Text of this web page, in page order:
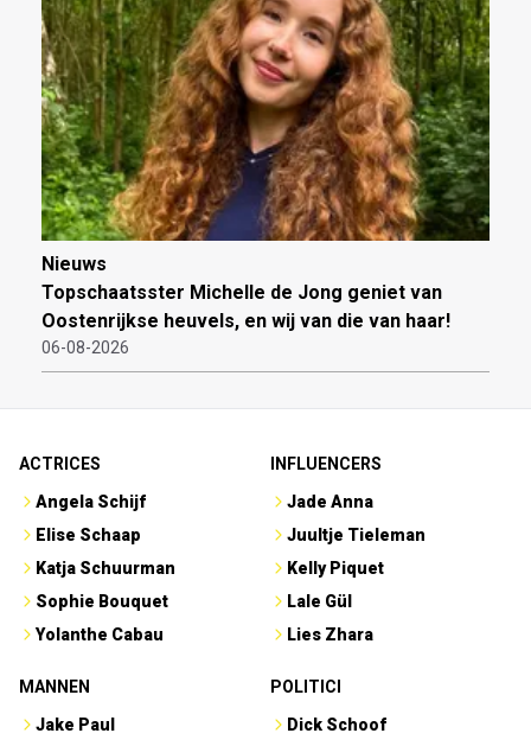
Nieuws
Topschaatsster Michelle de Jong geniet van
Oostenrijkse heuvels, en wij van die van haar!
06-08-2026
ACTRICES
Angela Schijf
Elise Schaap
Katja Schuurman
Sophie Bouquet
Yolanthe Cabau
INFLUENCERS
Jade Anna
Juultje Tieleman
Kelly Piquet
Lale Gül
Lies Zhara
MANNEN
Jake Paul
POLITICI
Dick Schoof